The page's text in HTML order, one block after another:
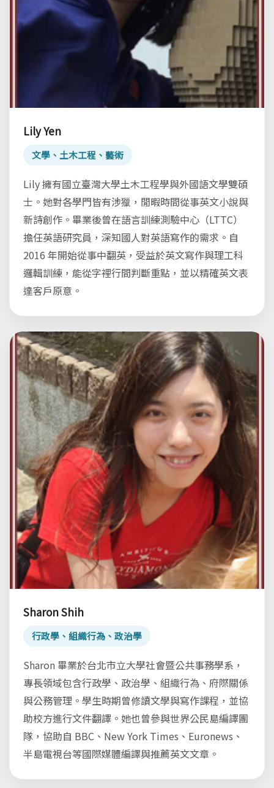
Lily Yen
文學、土木工程、藝術
Lily 擁有國立臺灣大學土木工程學與外國語文學雙碩
士。她對各學門皆有涉獵，閒暇時間從事英文小說與
新詩創作。畢業後曾在語言訓練測驗中心（LTTC）
擔任英語研究員，深知國人對英語寫作的需求。自
2016 年開始從事中翻英，受益於英文寫作與理工科
邏輯訓練，能從字裡行間判斷重點，並以精確英文表
達客戶原意。
Sharon Shih
行政學、組織行為、政治學
Sharon 畢業於台北市立大學社會暨公共事務學系，
專長領域包含行政學、政治學、組織行為、府際關係
與公務管理。學生時期曾修讀文學與寫作課程，並協
助校方進行文件翻譯。她也曾參與世界公民島編譯團
隊，協助自 BBC、New York Times、Euronews、
半島電視台等國際媒體編譯與推薦英文文章。